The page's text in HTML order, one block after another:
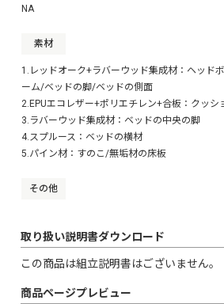
NA
素材
1.レッドオーク+ラバーウッド集成材：ヘッド
ーム/ベッドの脚/ベッドの側面
2.EPUエコレザー+ポリエチレン+合板：クッシ
3.ラバーウッド集成材：ベッドの中央の脚
4.スプルース：ベッドの横材
5.パイン材：すのこ/無垢材の床板
その他
取り扱い説明書ダウンロード
この商品は組立説明書はございません。
商品ページプレビュー